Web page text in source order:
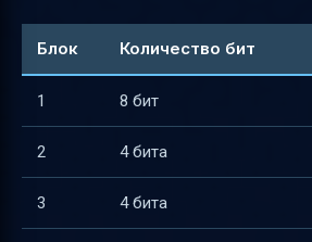
Блок Количество бит
1 8 бит
2 4 бита
3 4 бита